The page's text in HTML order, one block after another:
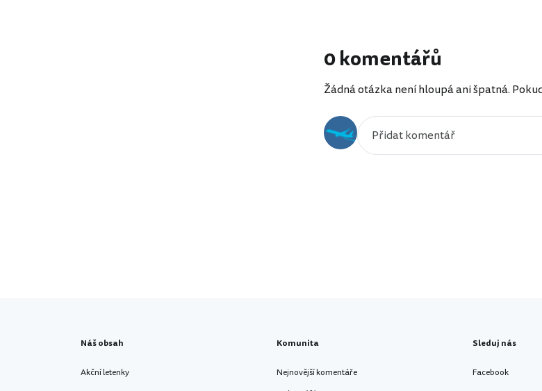
0 komentářů
Žádná otázka není hloupá ani špatná.
Náš obsah
Akční letenky
Komunita
Nejnovější komentáře
Sleduj nás
Facebook